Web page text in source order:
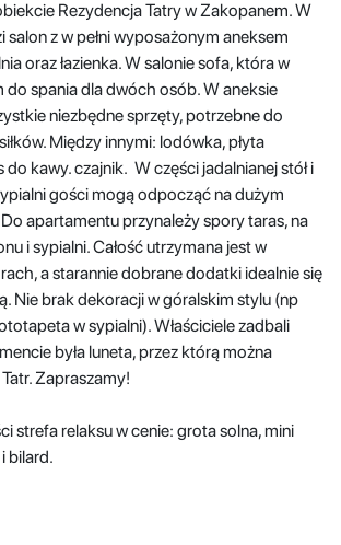
Rezydencja Tatry w Zakopanem. W
salon z w pełni wyposażonym aneksem
oraz łazienka. W salonie sofa, która w
do spania dla dwóch osób. W aneksie
niezbędne sprzęty, potrzebne do
Między innymi: lodówka, płyta
kawy. czajnik. W części jadalnianej stół i
gości mogą odpocząć na dużym
Do apartamentu przynależy spory taras, na
i sypialni. Całość utrzymana jest w
a starannie dobrane dodatki idealnie się
Nie brak dekoracji w góralskim stylu (np
w sypialni). Właściciele zadbali
była luneta, przez którą można
Zapraszamy!
strefa relaksu w cenie: grota solna, mini
i bilard.